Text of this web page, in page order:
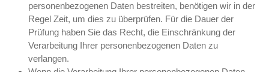
personenbezogenen Daten bestreiten, benötigen wir in der
Regel Zeit, um dies zu überprüfen. Für die Dauer der
Prüfung haben Sie das Recht, die Einschränkung der
Verarbeitung Ihrer personenbezogenen Daten zu
verlangen.